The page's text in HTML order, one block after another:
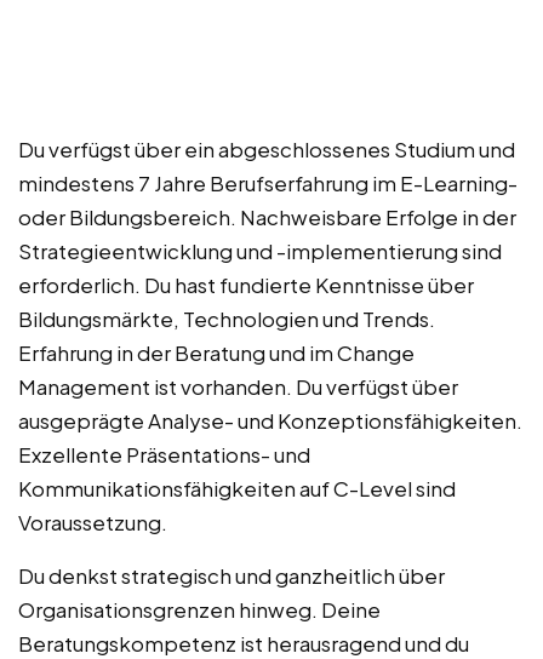
Du verfügst über ein abgeschlossenes Studium und
mindestens 7 Jahre Berufserfahrung im E-Learning-
oder Bildungsbereich. Nachweisbare Erfolge in der
Strategieentwicklung und -implementierung sind
erforderlich. Du hast fundierte Kenntnisse über
Bildungsmärkte, Technologien und Trends.
Erfahrung in der Beratung und im Change
Management ist vorhanden. Du verfügst über
ausgeprägte Analyse- und Konzeptionsfähigkeiten.
Exzellente Präsentations- und
Kommunikationsfähigkeiten auf C-Level sind
Voraussetzung.
Du denkst strategisch und ganzheitlich über
Organisationsgrenzen hinweg. Deine
Beratungskompetenz ist herausragend und du